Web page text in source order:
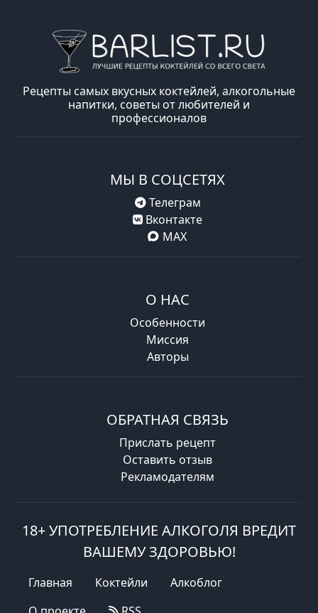
Рецепты самых вкусных коктейлей, алкогольные
напитки, советы от любителей и
профессионалов
МЫ В СОЦСЕТЯХ
Телеграм
Вконтакте
MAX
О НАС
Особенности
Миссия
Авторы
ОБРАТНАЯ СВЯЗЬ
Прислать рецепт
Оставить отзыв
Рекламодателям
18+ УПОТРЕБЛЕНИЕ АЛКОГОЛЯ ВРЕДИТ
ВАШЕМУ ЗДОРОВЬЮ!
Главная Коктейли
Алкоблог